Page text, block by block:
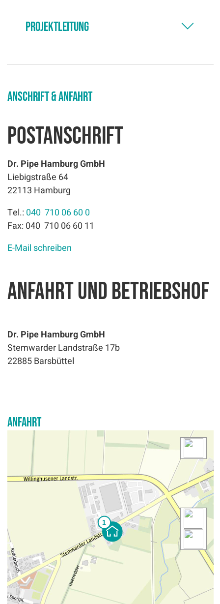
Projektleitung
Anschrift & Anfahrt
Postanschrift
Dr. Pipe Hamburg GmbH
Liebigstraße 64
22113 Hamburg
Tel.: 040 710 06 60 0
Fax: 040 710 06 60 11
E-Mail schreiben
Anfahrt und Betriebshof
Dr. Pipe Hamburg GmbH
Stemwarder Landstraße 17b
22885 Barsbüttel
Anfahrt